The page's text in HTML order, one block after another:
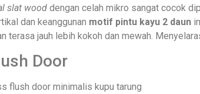
slat wood dengan celah mikro sangat cocok
dan keanggunan motif pintu kayu 2 daun
terasa jauh lebih kokoh dan mewah.
Door